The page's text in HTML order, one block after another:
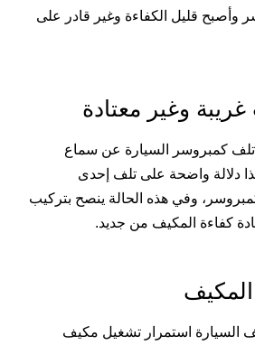
وأصبح قليل الكفاءة وغير قادر على
وغير معتادة
تلف كمبروسر السيارة عن سماع
دلالة واضحة على تلف إحدى
وفي هذه الحالة ينصح بتركيب
كفاءة المكيف من جديد.
السيارة استمرار تشغيل مكيف